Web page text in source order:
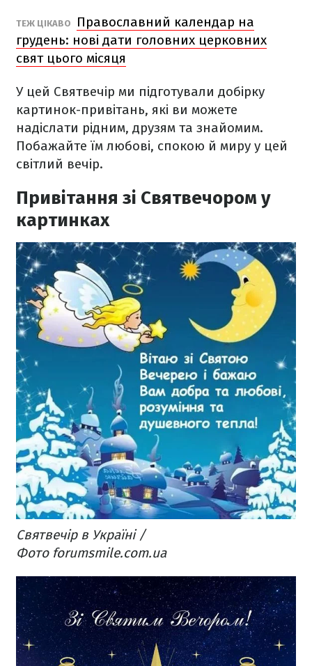
ТЕЖ ЦІКАВО
Православний календар на
грудень: нові дати головних церковних
свят цього місяця
У цей Святвечір ми підготували добірку
картинок-привітань, які ви можете
надіслати рідним, друзям та знайомим.
Побажайте їм любові, спокою й миру у цей
світлий вечір.
Привітання зі Святвечором у
картинках
Святвечір в Україні /
Фото forumsmile.com.ua